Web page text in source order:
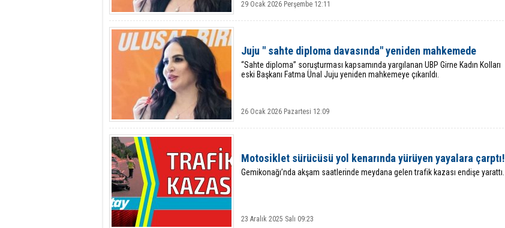
29 Ocak 2026 Perşembe 12:11
Juju " sahte diploma davasında" yeniden mahkemede
“Sahte diploma” soruşturması kapsamında yargılanan UBP Girne Kadın Kolları
eski Başkanı Fatma Ünal Juju yeniden mahkemeye çıkarıldı.
26 Ocak 2026 Pazartesi 12:09
Motosiklet sürücüsü yol kenarında yürüyen yayalara çarptı!
Gemikonağı’nda akşam saatlerinde meydana gelen trafik kazası endişe yarattı.
23 Aralık 2025 Salı 09:23